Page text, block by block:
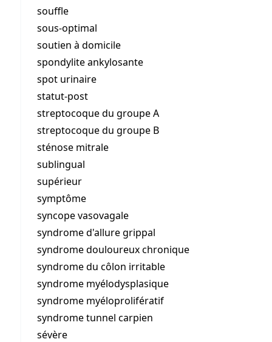
souffle
sous-optimal
soutien à domicile
spondylite ankylosante
spot urinaire
statut-post
streptocoque du groupe A
streptocoque du groupe B
sténose mitrale
sublingual
supérieur
symptôme
syncope vasovagale
syndrome d'allure grippal
syndrome douloureux chronique
syndrome du côlon irritable
syndrome myélodysplasique
syndrome myéloprolifératif
syndrome tunnel carpien
sévère